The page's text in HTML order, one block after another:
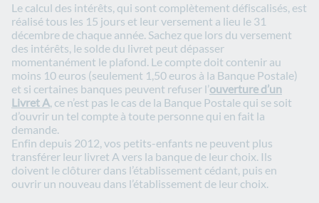
Le calcul des intérêts, qui sont complètement défiscalisés, est
réalisé tous les 15 jours et leur versement a lieu le 31
décembre de chaque année. Sachez que lors du versement
des intérêts, le solde du livret peut dépasser
momentanément le plafond. Le compte doit contenir au
moins 10 euros (seulement 1,50 euros à la Banque Postale)
et si certaines banques peuvent refuser l’ouverture d’un
Livret A, ce n’est pas le cas de la Banque Postale qui se soit
d’ouvrir un tel compte à toute personne qui en fait la
demande.
Enfin depuis 2012, vos petits-enfants ne peuvent plus
transférer leur livret A vers la banque de leur choix. Ils
doivent le clôturer dans l’établissement cédant, puis en
ouvrir un nouveau dans l’établissement de leur choix.